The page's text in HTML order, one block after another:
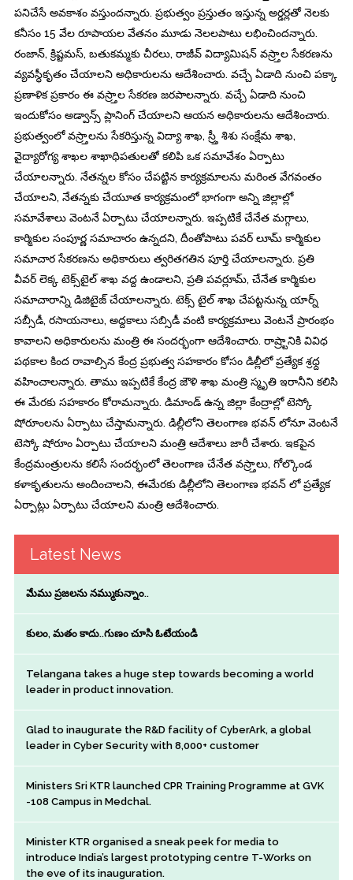
పనిచేసే అవకాశం వస్తుందన్నారు. ప్రభుత్వం ప్రస్తుతం ఇస్తున్న అర్డర్లతో నెలకు
కనీసం 15 వేల రూపాయల వేతనం మూడు నెలలపాటు లభించిందన్నారు.
రంజాన్, క్రిష్టమస్, బతుకమ్మకు చీరలు, రాజీవ్ విద్యామిషన్ వస్ర్తాల సేకరణను
వ్యవస్ధీకృతం చేయాలని అధికారులను ఆదేశించారు. వచ్చే ఏడాది నుంచి పక్కా
ప్రణాళిక ప్రకారం ఈ వస్ర్తాల సేకరణ జరపాలన్నారు. వచ్చే ఏడాది నుంచి
ఇందుకోసం అడ్వాన్స్ ప్లానింగ్ చేయాలని ఆయన అధికారులను ఆదేశించారు.
ప్రభుత్వంలో వస్ర్తాలను సేకరిస్తున్న విద్యా శాఖ, స్ర్తీ శిశు సంక్షేమ శాఖ,
వైద్యారోగ్య శాఖల శాఖాధిపతులతో కలిపి ఒక సమావేశం ఏర్పాటు
చేయాలన్నారు. నేతన్నల కోసం చేపట్టిన కార్యక్రమాలను మరింత వేగవంతం
చేయాలని, నేతన్నకు చేయూత కార్యక్రమంలో భాగంగా అన్ని జిల్లాల్లో
సమావేశాలు వెంటనే ఏర్పాటు చేయాలన్నారు. ఇప్పటికే చేనేత మగ్గాలు,
కార్మికుల సంపూర్ణ సమాచారం ఉన్నదని, దీంతోపాటు పవర్ లూమ్ కార్మికుల
సమాచార సేకరణను అధికారులు త్వరితగతిన పూర్తి చేయాలన్నారు. ప్రతి
వీవర్ లెక్క టెక్స్‌టైల్ శాఖ వద్ద ఉండాలని, ప్రతి పవర్లూమ్, చేనేత కార్మికుల
సమాచారాన్ని డిజిటైజ్ చేయాలన్నారు. టెక్స్ టైల్ శాఖ చేపట్టనున్న యార్న్
సబ్సీడీ, రసాయనాలు, అద్దకాలు సబ్సిడీ వంటి కార్యక్రమాలు వెంటనే ప్రారంభం
కావాలని అధికారులను మంత్రి ఈ సందర్భంగా ఆదేశించారు. రాష్ర్టానికి వివిధ
పథకాల కింద రావాల్సిన కేంద్ర ప్రభుత్వ సహకారం కోసం డిల్లీలో ప్రత్యేక శ్రధ్ద
వహించాలన్నారు. తాము ఇప్పటికే కేంద్ర జౌళి శాఖ మంత్రి స్మృతి ఇరానీని కలిసి
ఈ మేరకు సహకారం కోరామన్నారు. డిమాండ్ ఉన్న జిల్లా కేంద్రాల్లో టెస్కో
షోరూంలను ఏర్పాటు చేస్తామన్నారు. డిల్లీలోని తెలంగాణ భవన్ లోనూ వెంటనే
టెస్కో షోరూం ఏర్పాటు చేయాలని మంత్రి ఆదేశాలు జారీ చేశారు. ఇకపైన
కేంద్రమంత్రులను కలిసే సందర్భంలో తెలంగాణ చేనేత వస్ర్తాలు, గోల్కొండ
కళాకృతులను అందించాలని, ఈమేరకు డిల్లీలోని తెలంగాణ భవన్ లో ప్రత్యేక
ఏర్పాట్లు ఏర్పాటు చేయాలని మంత్రి ఆదేశించారు.
Latest News
మేము ప్రజలను నమ్ముకున్నాం..
కులం, మతం కాదు..గుణం చూసి ఓటేయండి
Telangana takes a huge step towards becoming a world
leader in product innovation.
Glad to inaugurate the R&D facility of CyberArk, a global
leader in Cyber Security with 8,000+ customer
Ministers Sri KTR launched CPR Training Programme at GVK
-108 Campus in Medchal.
Minister KTR organised a sneak peek for media to
introduce India’s largest prototyping centre T-Works on
the eve of its inauguration.